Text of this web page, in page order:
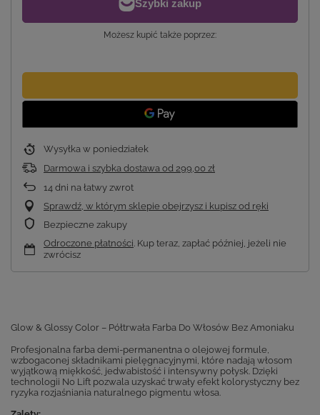
Możesz kupić także poprzez:
Wysyłka w poniedziałek
Darmowa i szybka dostawa od 299,00 zł
14 dni na łatwy zwrot
Sprawdź, w którym sklepie obejrzysz i kupisz od ręki
Bezpieczne zakupy
Odroczone płatności. Kup teraz, zapłać później, jeżeli nie
zwrócisz
Glow & Glossy Color – Półtrwała Farba Do Włosów Bez Amoniaku
Profesjonalna farba demi-permanentna o olejowej formule,
wzbogaconej składnikami pielęgnacyjnymi, które nadają włosom
wyjątkową miękkość, jedwabistość i intensywny połysk. Dzięki
technologii No Lift pozwala uzyskać trwały efekt kolorystyczny bez
ryzyka rozjaśniania naturalnego pigmentu włosa.